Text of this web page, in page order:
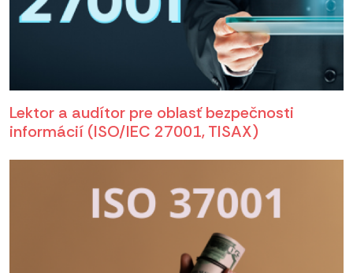
Lektor a audítor pre oblasť bezpečnosti
informácií (ISO/IEC 27001, TISAX)